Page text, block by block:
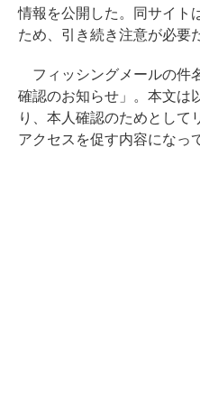
情報を公開した。同サイト
ため、引き続き注意が必要
フィッシングメールの件
確認のお知らせ」。本文は
り、本人確認のためとして
アクセスを促す内容になっ